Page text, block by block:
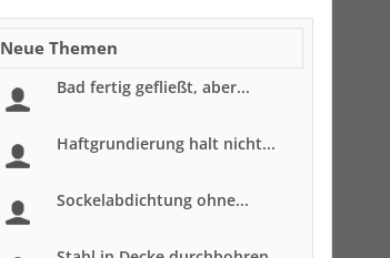
Neue Themen
Bad fertig gefließt, aber...
Haftgrundierung halt nicht...
Sockelabdichtung ohne...